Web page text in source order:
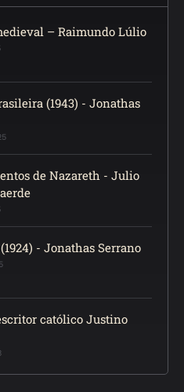
– Raimundo Lúlio
(1943) - Jonathas
de Nazareth - Julio
- Jonathas Serrano
católico Justino